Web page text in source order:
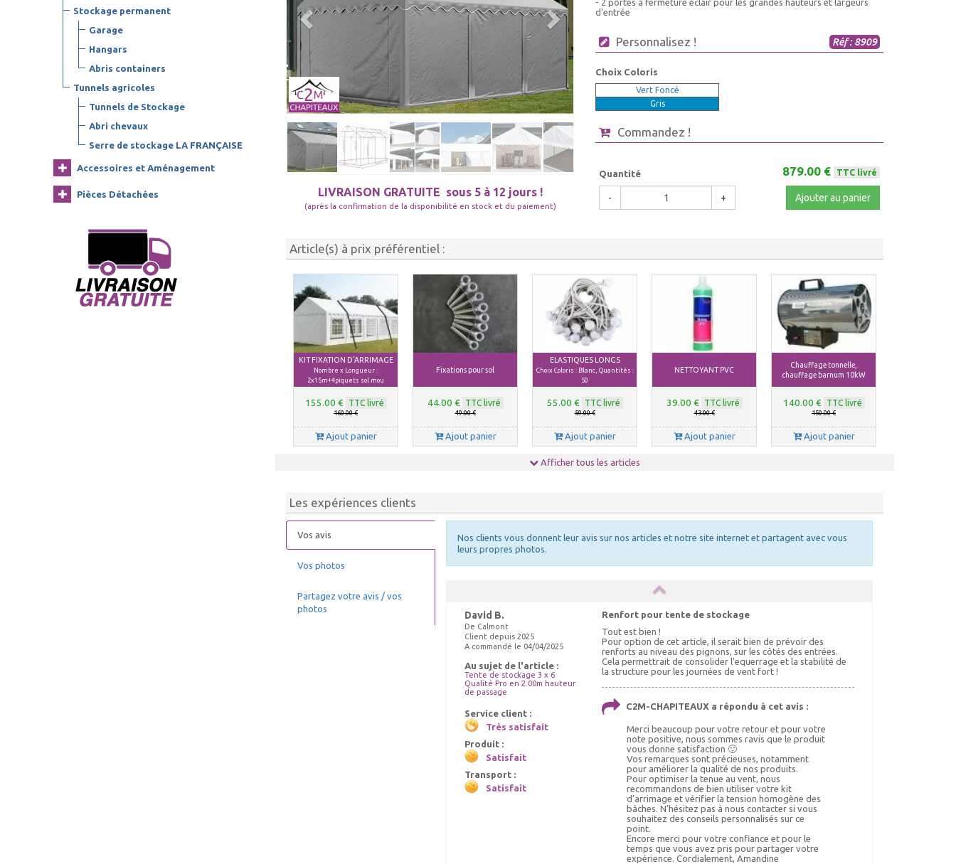
Stockage permanent
Garage
Hangars
Abris containers
Tunnels agricoles
Tunnels de Stockage
Abri chevaux
Serre de stockage LA FRANÇAISE
Accessoires et Aménagement
Pièces Détachées LIVRAISON GRATUITE sous 5 à 12 jours !
(après la confirmation de la disponibilité en stock et du paiement)
- 2 portes à fermeture éclair pour les grandes hauteurs et largeurs
d'entrée
Personnalisez ! Réf : 8909
Choix Coloris
Vert Foncé
Gris
Commandez !
Quantité
- +
879.00 € TTC livré
Ajouter au panier
Article(s) à prix préférentiel :
KIT FIXATION D'ARRIMAGE
Nombre x Longueur :
2x15m+4piquets sol mou
155.00 € TTC livré
160.00 €
Ajout panier
Fixations pour sol
44.00 € TTC livré
49.00 €
Ajout panier
ELASTIQUES LONGS
Choix Coloris : Blanc, Quantités :
50
55.00 € TTC livré
59.00 €
Ajout panier
NETTOYANT PVC
39.00 € TTC livré
43.00 €
Ajout panier
Chauffage tonnelle,
chauffage barnum 10kW
140.00 € TTC livré
150.00 €
Ajout panier
Afficher tous les articles
Les expériences clients
Vos avis
Vos photos
Partagez votre avis / vos
photos
Nos clients vous donnent leur avis sur nos articles et notre site internet et partagent avec vous
leurs propres photos.
David B.
De Calmont
Client depuis 2025
A commandé le 04/04/2025
Au sujet de l'article :
Tente de stockage 3 x 6
Qualité Pro en 2.00m hauteur
de passage
Service client :
Très satisfait
Produit :
Satisfait
Transport :
Satisfait
Renfort pour tente de stockage
Tout est bien !
Pour option de cet article, il serait bien de prévoir des
renforts au niveau des pignons, sur les côtés des entrées.
Cela permettrait de consolider l'equerrage et la stabilité de
la structure pour les journées de vent fort !
C2M-CHAPITEAUX a répondu à cet avis :
Merci beaucoup pour votre retour et pour votre
note positive, nous sommes ravis que le produit
vous donne satisfaction 🙂
Vos remarques sont précieuses, notamment
pour améliorer la qualité de nos produits.
Pour optimiser la tenue au vent, nous
recommandons de bien utiliser votre kit
d’arrimage et vérifier la tension homogène des
bâches. N’hésitez pas à nous contacter si vous
souhaitez des conseils personnalisés sur ce
point.
Encore merci pour votre confiance et pour le
temps que vous avez pris pour partager votre
expérience. Cordialement, Amandine